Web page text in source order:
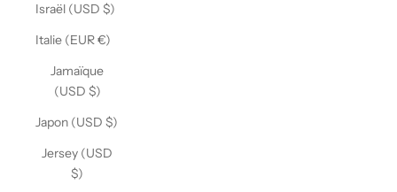
Israël (USD $)
Italie (EUR €)
Jamaïque
(USD $)
Japon (USD $)
Jersey (USD
$)